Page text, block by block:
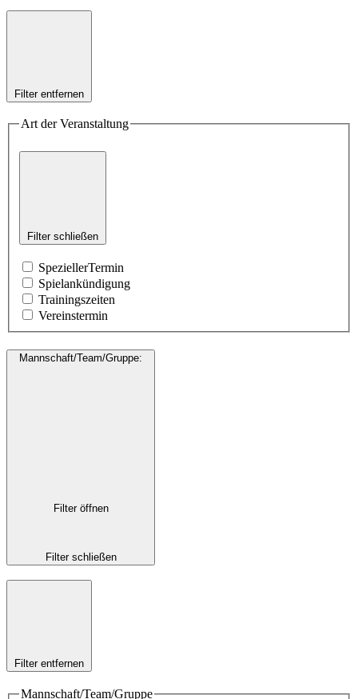
Filter entfernen
Art der Veranstaltung
Filter schließen
SpeziellerTermin
Spielankündigung
Trainingszeiten
Vereinstermin
Mannschaft/Team/Gruppe:
Filter öffnen
Filter schließen
Filter entfernen
Mannschaft/Team/Gruppe